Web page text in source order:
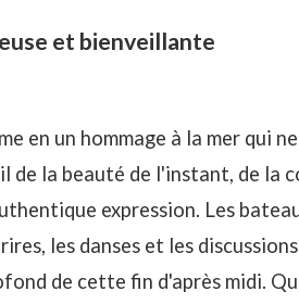
et bienveillante
en un hommage à la mer qui
la beauté de l'instant, de la
expression. Les
les danses et les
de cette fin d'après midi.